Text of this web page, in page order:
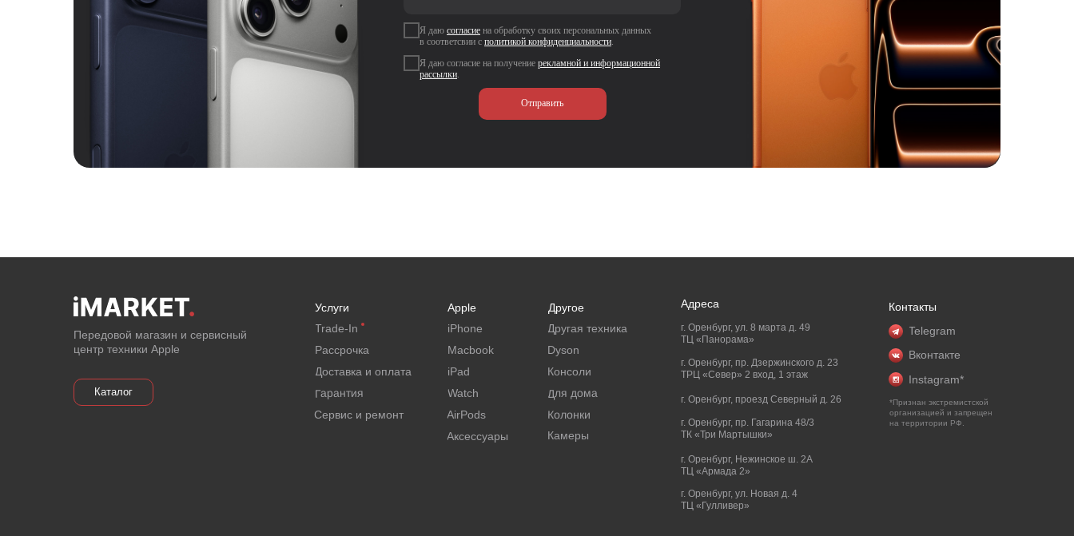
Я даю согласие на обработку своих персональных данных
в соответсвии с политикой конфиденциальности
Я даю согласие на получение рекламной и информационной
рассылки
Отправить
Отправить
Передовой магазин и сервисный
центр техники Apple
*Признан экстремистской
организацией и запрещен
на территории РФ.
Услуги Apple Другое Контакты
г. Оренбург, ул. 8 марта д. 49
ТЦ «Панорама»
Адреса
г. Оренбург, пр. Дзержинского д. 23
ТРЦ «Север» 2 вход, 1 этаж
г. Оренбург, пр. Гагарина 48/3
ТК «Три Мартышки»
г. Оренбург, Нежинское ш. 2А
ТЦ «Армада 2»
г. Оренбург, ул. Новая д. 4
ТЦ «Гулливер»
г. Оренбург, проезд Северный д. 26
Камеры
Колонки
Instagram*
Для дома
Вконтакте
Telegram
Другая техника
Dyson
Консоли
iPhone
Macbook
Watch
iPad
AirPods
Аксессуары
Рассрочка
Доставка и оплата
Сервис и ремонт
Гарантия
Trade-In
Каталог